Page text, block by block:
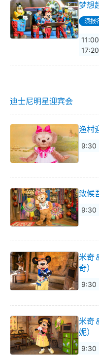
梦想
须报
17:20
迪士尼明星迎宾会
渔村
致候
米奇
奇）
米奇
妮）